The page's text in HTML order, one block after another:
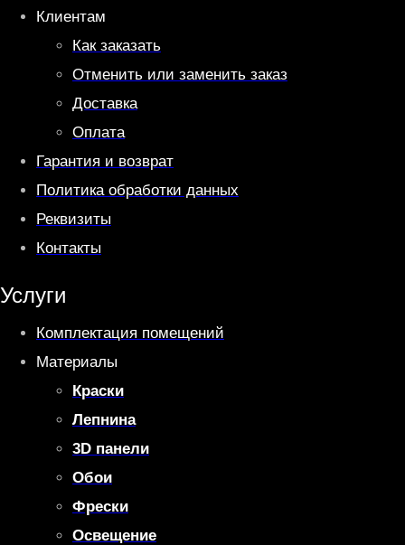
p
m
Клиентам
Как заказать
Отменить или заменить заказ
Доставка
Оплата
Гарантия и возврат
Политика обработки данных
Реквизиты
Контакты
Услуги
Комплектация помещений
Материалы
Краски
Лепнина
3D панели
Обои
Фрески
Освещение